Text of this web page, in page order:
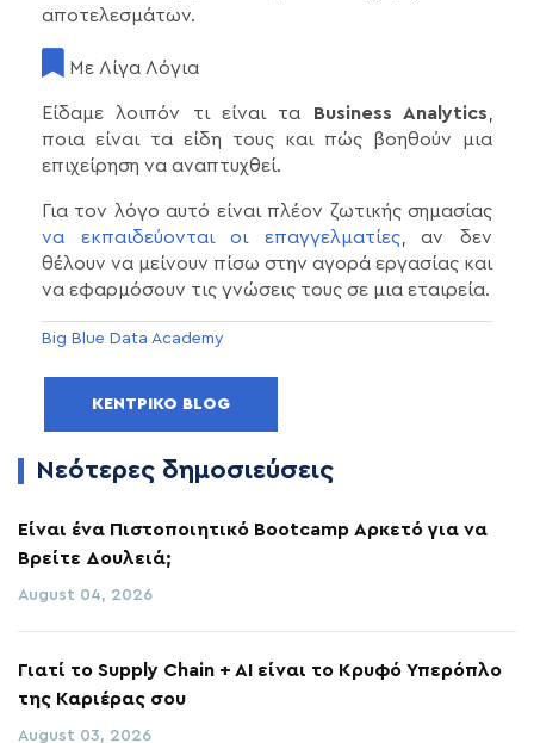
αποτελεσμάτων.
Με Λίγα Λόγια
Είδαμε λοιπόν τι είναι τα Business Analytics
ποια είναι τα είδη τους και πώς βοηθούν μια
επιχείρηση να αναπτυχθεί.
Για τον λόγο αυτό είναι πλέον ζωτικής σημασίας
να εκπαιδεύονται οι επαγγελματίες, αν δεν
θέλουν να μείνουν πίσω στην αγορά εργασίας και
να εφαρμόσουν τις γνώσεις τους σε μια εταιρεία.
Big Blue Data Academy
ΚΕΝΤΡΙΚΌ BLOG
Νεότερες δημοσιεύσεις
Είναι ένα Πιστοποιητικό Bootcamp Αρκετό για να
Βρείτε Δουλειά;
August 04, 2026
Γιατί το Supply Chain + AI είναι το Κρυφό Υπερόπλο
της Καριέρας σου
August 03, 2026